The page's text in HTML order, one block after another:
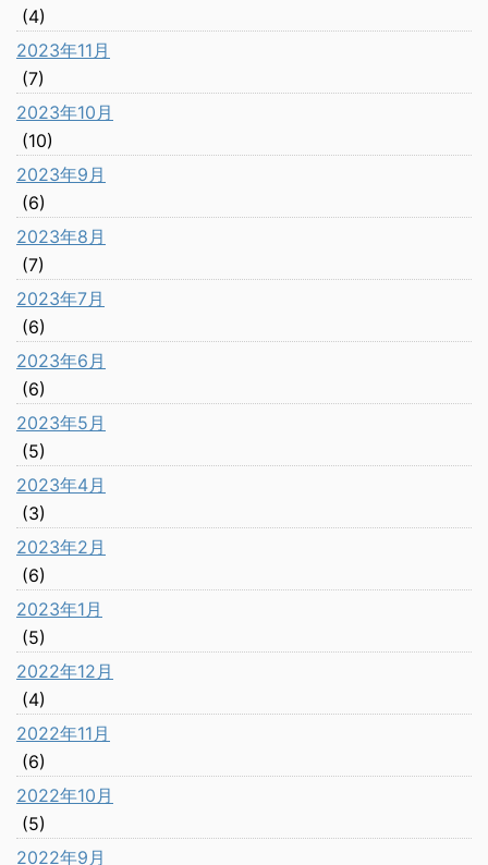
(4)
2023年11月
(7)
2023年10月
(10)
2023年9月
(6)
2023年8月
(7)
2023年7月
(6)
2023年6月
(6)
2023年5月
(5)
2023年4月
(3)
2023年2月
(6)
2023年1月
(5)
2022年12月
(4)
2022年11月
(6)
2022年10月
(5)
2022年9月